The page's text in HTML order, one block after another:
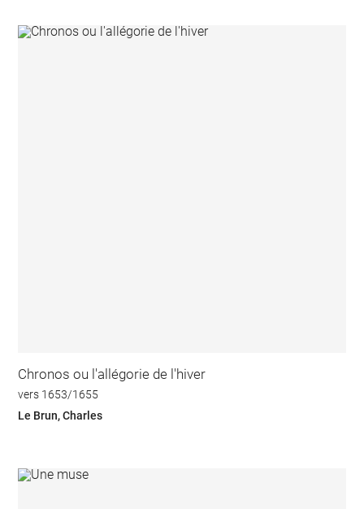
Chronos ou l'allégorie de l'hiver
vers 1653/1655
Le Brun, Charles